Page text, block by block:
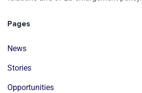
Pages
News
Stories
Opportunities